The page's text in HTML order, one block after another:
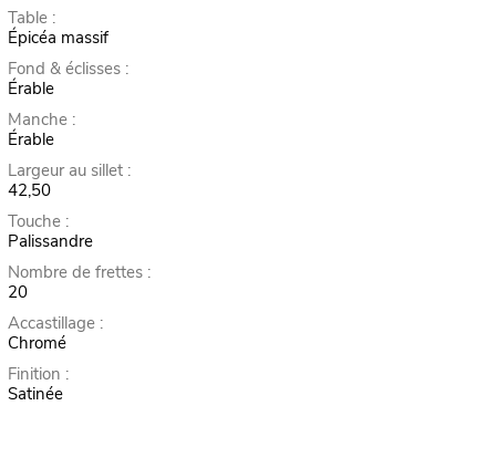
Table :
Épicéa massif
Fond & éclisses :
Érable
Manche :
Érable
Largeur au sillet :
42,50
Touche :
Palissandre
Nombre de frettes :
20
Accastillage :
Chromé
Finition :
Satinée